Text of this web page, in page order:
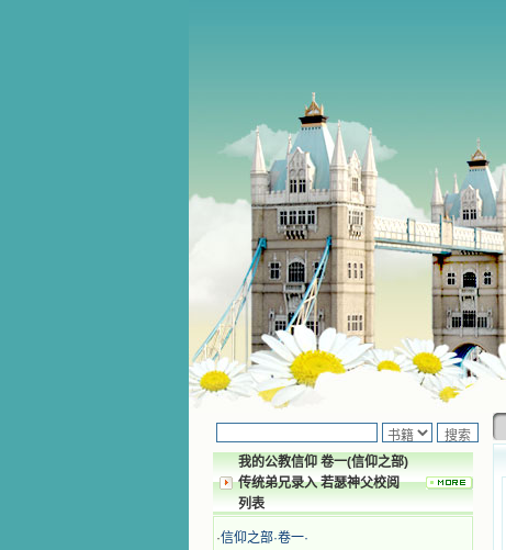
我的公教信仰 卷一(信仰之部)
传统弟兄录入 若瑟神父校阅
列表
·信仰之部·卷一·